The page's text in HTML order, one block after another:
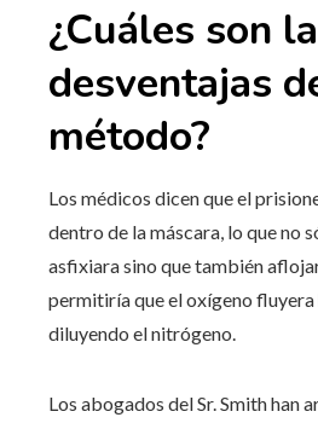
¿Cuáles son
desventajas
método?
Los médicos dicen que el
dentro de la máscara, lo que no
asfixiara sino que también
permitiría que el oxígeno
diluyendo el nitrógeno.
Los abogados del Sr. Smith han